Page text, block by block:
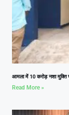
आमला में 10 करोड़ नशा मुक्ति
Read More »